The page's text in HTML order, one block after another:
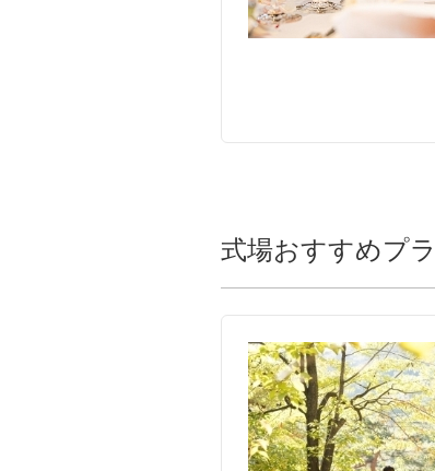
控室料
美容着付
音響照明
介添料
ケーキ
１名増
備考 ■
式場おすすめプ